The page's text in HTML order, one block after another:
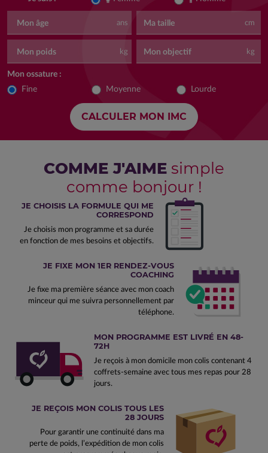
Mon âge ans Ma taille cm
Mon poids kg Mon objectif kg
Mon ossature :
Fine Moyenne Lourde
COMME J'AIME simple
comme bonjour !
JE CHOISIS LA FORMULE QUI ME
CORRESPOND
Je choisis mon programme et sa durée
en fonction de mes besoins et objectifs.
JE FIXE MON 1ER RENDEZ-VOUS
COACHING
Je fixe ma première séance avec mon coach
minceur qui me suivra personnellement par
téléphone.
MON PROGRAMME EST LIVRÉ EN 48-
72H
Je reçois à mon domicile mon colis contenant 4
coffrets-semaine avec tous mes repas pour 28
jours.
JE REÇOIS MON COLIS TOUS LES
28 JOURS
Pour garantir une continuité dans ma
perte de poids, l’expédition de mon colis